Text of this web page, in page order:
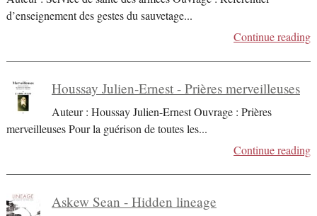
d’enseignement des gestes du sauvetage...
Continue reading
Houssay Julien-Ernest - Prières merveilleuses
Auteur : Houssay Julien-Ernest Ouvrage : Prières
merveilleuses Pour la guérison de toutes les...
Continue reading
Askew Sean - Hidden lineage